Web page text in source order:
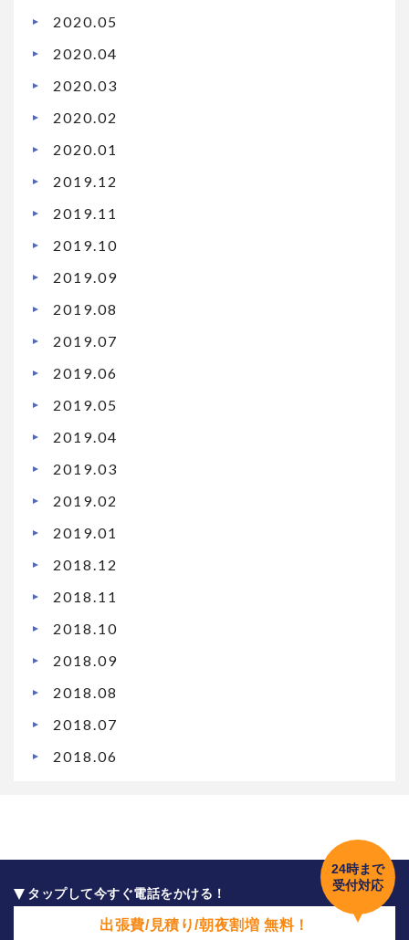
2020.05
2020.04
2020.03
2020.02
2020.01
2019.12
2019.11
2019.10
2019.09
2019.08
2019.07
2019.06
2019.05
2019.04
2019.03
2019.02
2019.01
2018.12
2018.11
2018.10
2018.09
2018.08
2018.07
2018.06
タップして今すぐ電話をかける！
24時まで
受付対応
出張費/見積り/朝夜割増 無料！